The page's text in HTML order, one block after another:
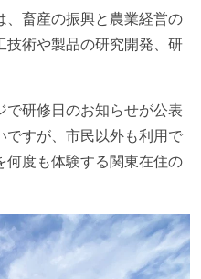
、畜産の振興と農業経営の
術や製品の研究開発、研
研修日のお知らせが公表
ですが、市民以外も利用で
何度も体験する関東在住の